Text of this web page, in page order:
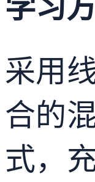
学习
采用
合的
式，